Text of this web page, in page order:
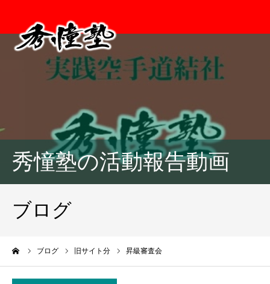
秀憧塾の活動報告動画
ブログ
ブログ 旧サイト分 昇級審査会